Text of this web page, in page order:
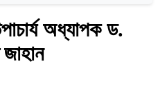
অধ্যাপক ড.